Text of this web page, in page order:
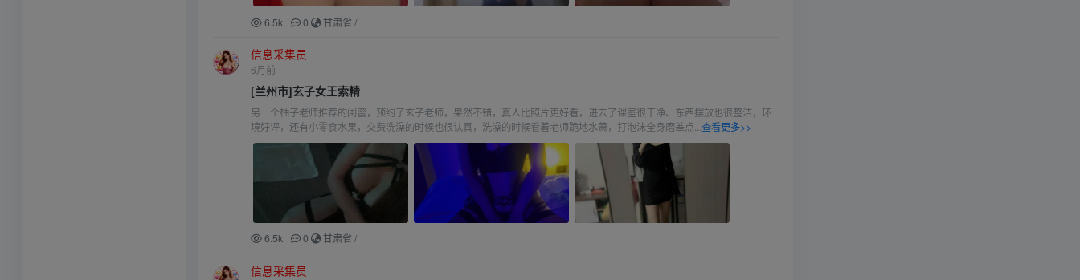
6.5k 0 甘肃省/
信息采集员
6月前
[兰州市]玄子女王索精
另一个柚子老师推荐的闺蜜，预约了玄子老师，果然不错，真人比照片更好看，进去了课室很干净、东西摆放也很整洁，环
境好评，还有小零食水果，交费洗澡的时候也很认真，洗澡的时候看着老师跪地水萧，打泡沫全身磨差点...查看更多>>
6.5k 0 甘肃省/
信息采集员